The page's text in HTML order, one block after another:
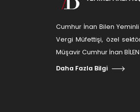
Cumhur İnan Bilen Yeminli
Vergi Müfettişi, özel
Müşavir Cumhur İnan
Daha Fazla Bilgi